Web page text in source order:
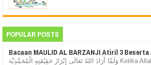
POPULAR POSTS
Bacaan MAULID AL BARZANJI Atiril 3
وَلَمَّا أَرَادَ اللهُ تَعَالَى إِبْرَازَ حَقِيْقَتِهِ الْمُحَمَّدِيَّة Ketika Allah Ta‘ala